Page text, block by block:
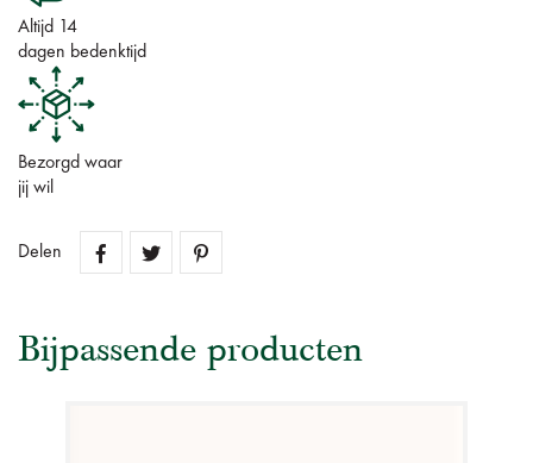
Altijd 14
dagen bedenktijd
Bezorgd waar
jij wil
Delen
Bijpassende producten